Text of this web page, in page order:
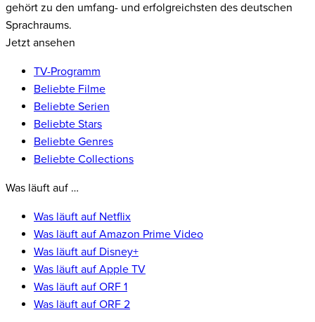
gehört zu den umfang- und erfolgreichsten des deutschen
Sprachraums.
Jetzt ansehen
TV-Programm
Beliebte Filme
Beliebte Serien
Beliebte Stars
Beliebte Genres
Beliebte Collections
Was läuft auf …
Was läuft auf Netflix
Was läuft auf Amazon Prime Video
Was läuft auf Disney+
Was läuft auf Apple TV
Was läuft auf ORF 1
Was läuft auf ORF 2